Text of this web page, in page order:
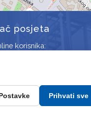
Prihvati sve
posjeta
korisnika: